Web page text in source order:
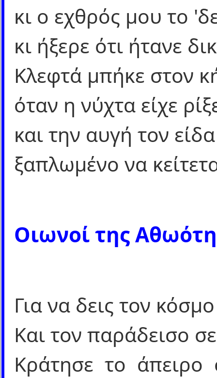
κι ο εχθρός μου το
κι ήξερε ότι ήτανε
Κλεφτά μπήκε στον
όταν η νύχτα είχε
και την αυγή τον
ξαπλωμένο να
Οιωνοί της
Για να δεις τον
Και τον παράδεισο
Κράτησε το